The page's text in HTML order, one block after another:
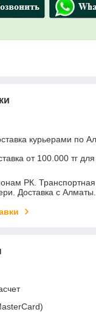
курьерами по
от 100.000 тг
РК.
Доставка с Алматы.